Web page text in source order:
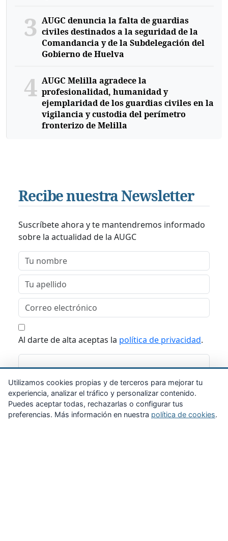
3 AUGC denuncia la falta de guardias
civiles destinados a la seguridad de la
Comandancia y de la Subdelegación del
Gobierno de Huelva
4 AUGC Melilla agradece la
profesionalidad, humanidad y
ejemplaridad de los guardias civiles en la
vigilancia y custodia del perímetro
fronterizo de Melilla
Recibe nuestra Newsletter
Suscríbete ahora y te mantendremos informado
sobre la actualidad de la AUGC
Al darte de alta aceptas la política de privacidad.
Suscribirme
Utilizamos cookies propias y de terceros para mejorar tu
experiencia, analizar el tráfico y personalizar contenido.
Puedes aceptar todas, rechazarlas o configurar tus
preferencias. Más información en nuestra política de cookies.